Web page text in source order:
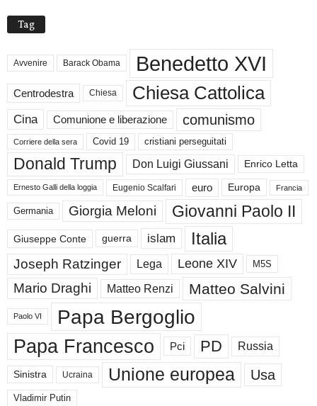
Tag
Avvenire Barack Obama Benedetto XVI
Centrodestra Chiesa Chiesa Cattolica
Cina Comunione e liberazione comunismo
Corriere della sera Covid 19 cristiani perseguitati
Donald Trump Don Luigi Giussani Enrico Letta
Ernesto Galli della loggia Eugenio Scalfari euro Europa Francia
Germania Giorgia Meloni Giovanni Paolo II
Giuseppe Conte guerra islam Italia
Joseph Ratzinger Lega Leone XIV M5S
Mario Draghi Matteo Renzi Matteo Salvini
Paolo VI Papa Bergoglio
Papa Francesco Pci PD Russia
Sinistra Ucraina Unione europea Usa
Vladimir Putin